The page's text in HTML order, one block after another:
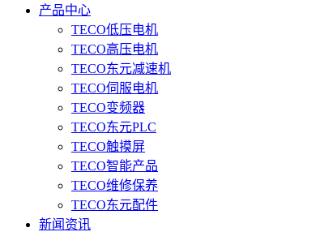
产品中心
TECO低压电机
TECO高压电机
TECO东元减速机
TECO伺服电机
TECO变频器
TECO东元PLC
TECO触摸屏
TECO智能产品
TECO维修保养
TECO东元配件
新闻资讯